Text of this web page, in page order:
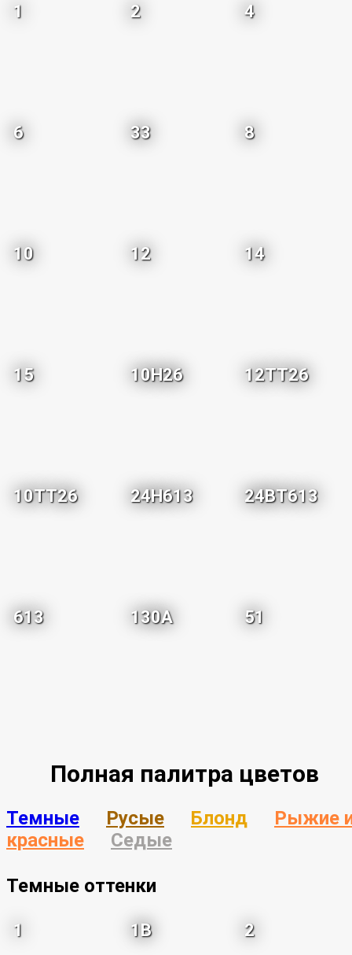
1 2 4
6 33 8
10 12 14
15 10H26 12TT26
10TT26 24H613 24BT613
613 130A 51
Полная палитра цветов
Темные Русые Блонд
Рыжие
красные
Седые
Темные оттенки
1 1B 2